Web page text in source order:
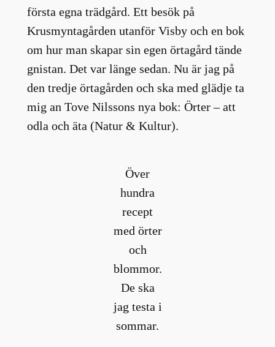
första egna trädgård. Ett besök på
Krusmyntagården utanför Visby och en bok
om hur man skapar sin egen örtagård tände
gnistan. Det var länge sedan. Nu är jag på
den tredje örtagården och ska med glädje ta
mig an Tove Nilssons nya bok: Örter – att
odla och äta (Natur & Kultur).
Över
hundra
recept
med örter
och
blommor.
De ska
jag testa i
sommar.